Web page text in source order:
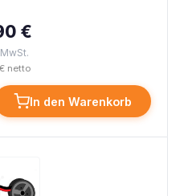
€
netto
In den Warenkorb